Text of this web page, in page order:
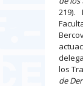
219).
los
de